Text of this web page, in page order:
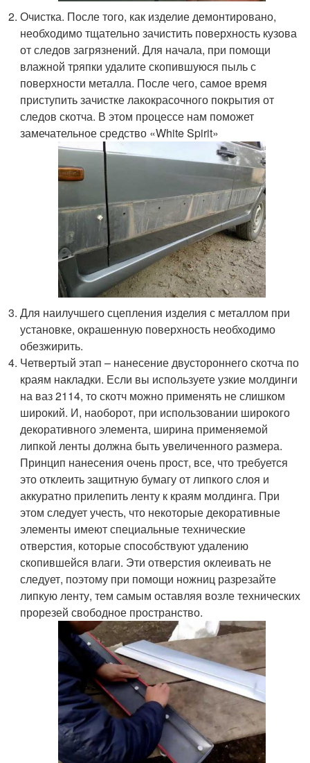
Очистка. После того, как изделие демонтировано,
необходимо тщательно зачистить поверхность кузова
от следов загрязнений. Для начала, при помощи
влажной тряпки удалите скопившуюся пыль с
поверхности металла. После чего, самое время
приступить зачистке лакокрасочного покрытия от
следов скотча. В этом процессе нам поможет
замечательное средство «White Spirit»
Для наилучшего сцепления изделия с металлом при
установке, окрашенную поверхность необходимо
обезжирить.
Четвертый этап – нанесение двустороннего скотча по
краям накладки. Если вы используете узкие молдинги
на ваз 2114, то скотч можно применять не слишком
широкий. И, наоборот, при использовании широкого
декоративного элемента, ширина применяемой
липкой ленты должна быть увеличенного размера.
Принцип нанесения очень прост, все, что требуется
это отклеить защитную бумагу от липкого слоя и
аккуратно прилепить ленту к краям молдинга. При
этом следует учесть, что некоторые декоративные
элементы имеют специальные технические
отверстия, которые способствуют удалению
скопившейся влаги. Эти отверстия оклеивать не
следует, поэтому при помощи ножниц разрезайте
липкую ленту, тем самым оставляя возле технических
прорезей свободное пространство.